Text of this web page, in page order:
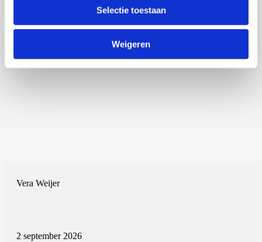
Selectie toestaan
Weigeren
Vera Weijer
2 september 2026